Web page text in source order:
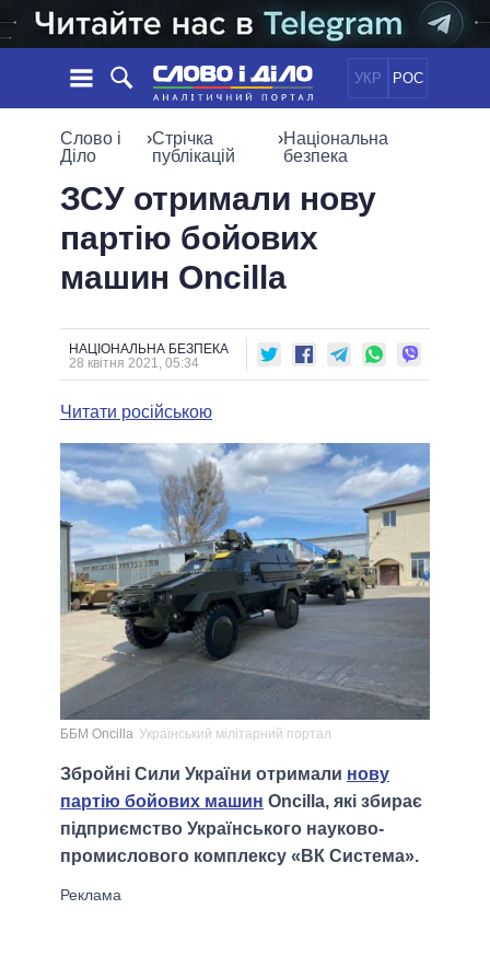
УКР РОС
НОВИНИ
СТРІЧКА
СТАТТІ
ДУМКИ
ДАЙДЖЕСТИ
ЕКОНОМІКА
СУСПІЛЬСТВО
СВІТ
ПОЛIТИКИ
УСІ ПОЛІТИКИ
ВЕРХОВНА РАДА
КАБІНЕТ МІНІСТРІВ
ГОЛОВИ ОБЛАДМІНІСТРАЦІЙ
МЕРИ МІСТ
ВСІ ПЕРСОНИ
ІНФОГРАФІКА
ВІДЕО
ПІДТРИМАТИ
ПОРІВНЯННЯ ПОЛІТИКІВ
Слово і
Діло
›Стрічка
публікацій
›Національна
безпека
ЗСУ отримали нову
партію бойових
машин Oncilla
НАЦІОНАЛЬНА БЕЗПЕКА
28 квітня 2021, 05:34
Читати російською
ББМ Oncilla Український мілітарний портал
Збройні Сили України отримали нову
партію бойових машин Oncilla, які збирає
підприємство Українського науково-
промислового комплексу «ВК Система».